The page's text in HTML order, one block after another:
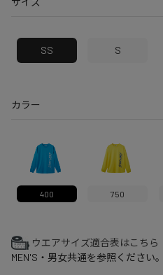
SS S
カラー
400 750
ウエアサイズ適合表はこちら
MEN'S・男女共通を参照ください。